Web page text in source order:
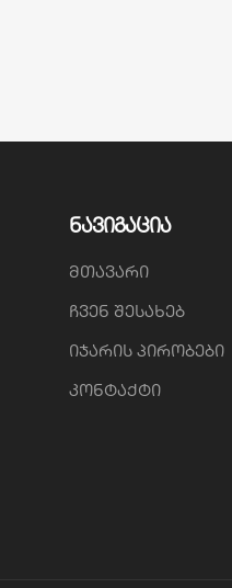
ნავიგაცია
მთავარი
ჩვენ შესახებ
იჯარის პირობები
კონტაქტი